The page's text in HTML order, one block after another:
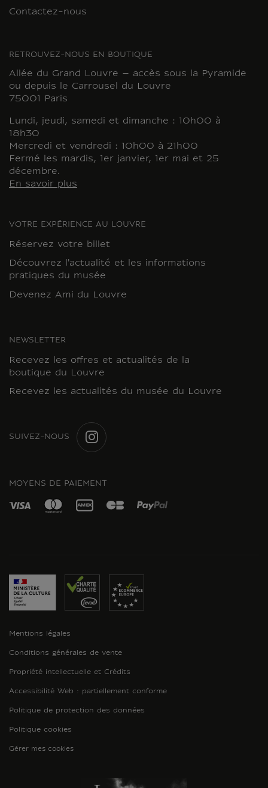
Contactez-nous
RETROUVEZ-NOUS EN BOUTIQUE
Allée du Grand Louvre – accès sous la Pyramide
ou depuis le Carrousel du Louvre
75001 Paris
Lundi, jeudi, samedi et dimanche : 10h00 à
18h30
Mercredi et vendredi : 10h00 à 21h00
Fermé les mardis, 1er janvier, 1er mai et 25
décembre.
En savoir plus
VOTRE EXPÉRIENCE AU LOUVRE
Réservez votre billet
Découvrez l'actualité et les informations
pratiques du musée
Devenez Ami du Louvre
NEWSLETTER
Recevez les offres et actualités de la
boutique du Louvre
Recevez les actualités du musée du Louvre
SUIVEZ-NOUS
MOYENS DE PAIEMENT
Mentions légales
Conditions générales de vente
Propriété intellectuelle et Crédits
Accessibilité Web : partiellement conforme
Politique de protection des données
Politique cookies
Gérer mes cookies